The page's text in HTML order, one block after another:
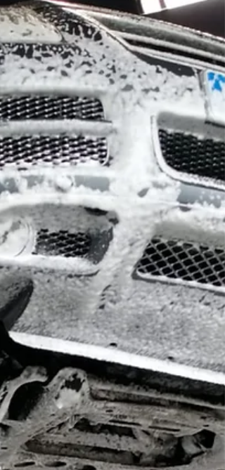
accélérée de certains composants et des
réparations coûteuses. Dans certains cas, les
dégâts ne sont découverts qu’au contrôle
technique ou lors d’une intervention mécanique,
lorsque la corrosion es